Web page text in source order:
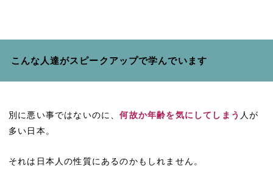
こんな人達がスピークアップで学んでいます
別に悪い事ではないのに、何故か年齢を気にしてしまう 人が
多い日本。
それは日本人の性質にあるのかもしれません。